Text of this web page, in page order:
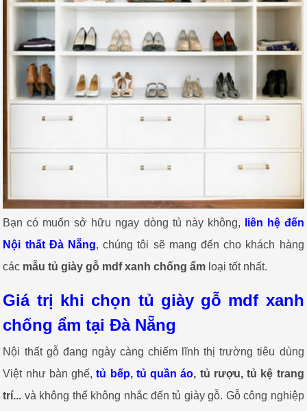
Bạn có muốn sở hữu ngay dòng tủ này không,
liên hệ đến
Nội thất Đà Nẵng, chúng tôi sẽ mang đến cho khách hàng
các mẫu tủ giày gỗ mdf xanh chống ẩm loại tốt nhất.
Giá trị khi chọn tủ giày gỗ mdf xanh
chống ẩm tại Đà Nẵng
Nội thất gỗ đang ngày càng chiếm lĩnh thị trường tiêu dùng
Việt như bàn ghế, tủ bếp, tủ quần áo, tủ rượu, tủ kệ trang
trí... và không thể không nhắc đến tủ giày gỗ. Gỗ công nghiệp